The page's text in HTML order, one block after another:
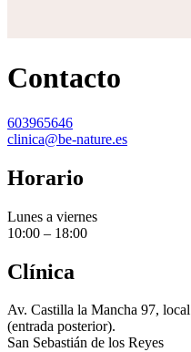
Contacto
603965646
clinica@be-nature.es
Horario
Lunes a viernes
10:00 – 18:00
Clínica
Av. Castilla la Mancha 97, local
(entrada posterior).
San Sebastián de los Reyes